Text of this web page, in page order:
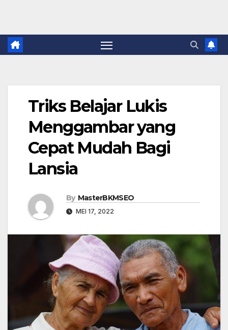
Triks Belajar Lukis
Menggambar yang
Cepat Mudah Bagi
Lansia
By MasterBKMSEO
MEI 17, 2022